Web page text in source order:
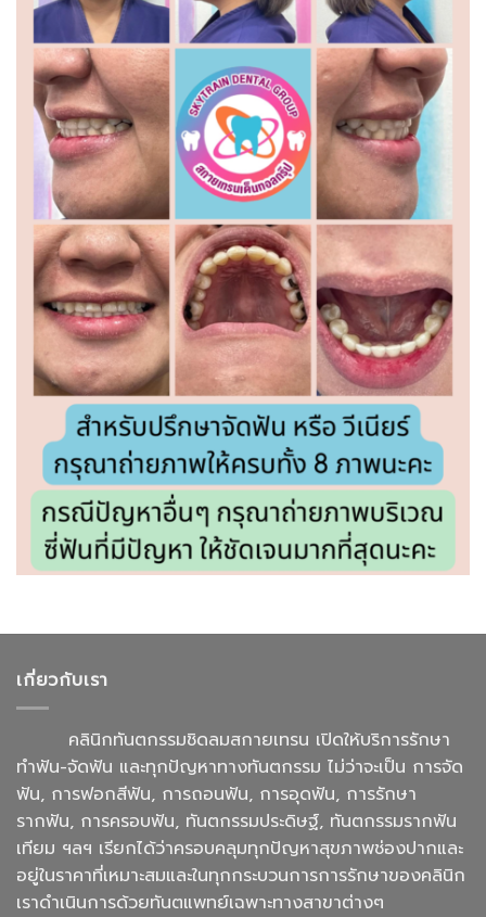
เกี่ยวกับเรา
คลินิกทันตกรรมชิดลมสกายเทรน เปิดให้บริการรักษา
ทำฟัน-จัดฟัน และทุกปัญหาทางทันตกรรม ไม่ว่าจะเป็น การจัด
ฟัน, การฟอกสีฟัน, การถอนฟัน, การอุดฟัน, การรักษา
รากฟัน, การครอบฟัน, ทันตกรรมประดิษฐ์, ทันตกรรมรากฟัน
เทียม ฯลฯ เรียกได้ว่าครอบคลุมทุกปัญหาสุขภาพช่องปากและ
อยู่ในราคาที่เหมาะสมและในทุกกระบวนการการรักษาของคลินิก
เราดำเนินการด้วยทันตแพทย์เฉพาะทางสาขาต่างๆ